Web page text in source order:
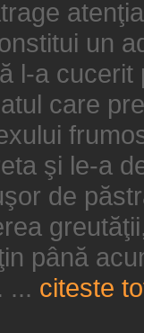
un
l-a
care
şi le-a
de
până
... citeste